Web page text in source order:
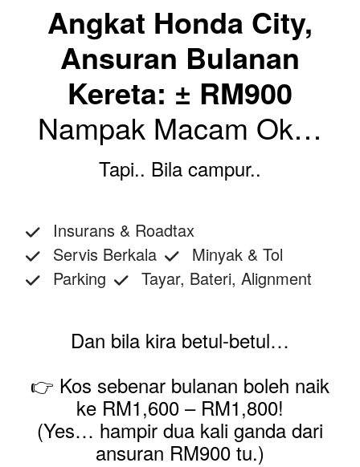
Angkat Honda City,
Ansuran Bulanan
Kereta: ± RM900
Nampak Macam Ok…
Tapi.. Bila campur..
Insurans & Roadtax
Servis Berkala
Minyak & Tol
Parking
Tayar, Bateri, Alignment
Dan bila kira betul-betul…
👉 Kos sebenar bulanan boleh naik
ke RM1,600 – RM1,800!
(Yes… hampir dua kali ganda dari
ansuran RM900 tu.)